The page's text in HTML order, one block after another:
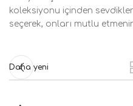
koleksiyonu içinden
seçerek, onları mutlu
Daha yeni